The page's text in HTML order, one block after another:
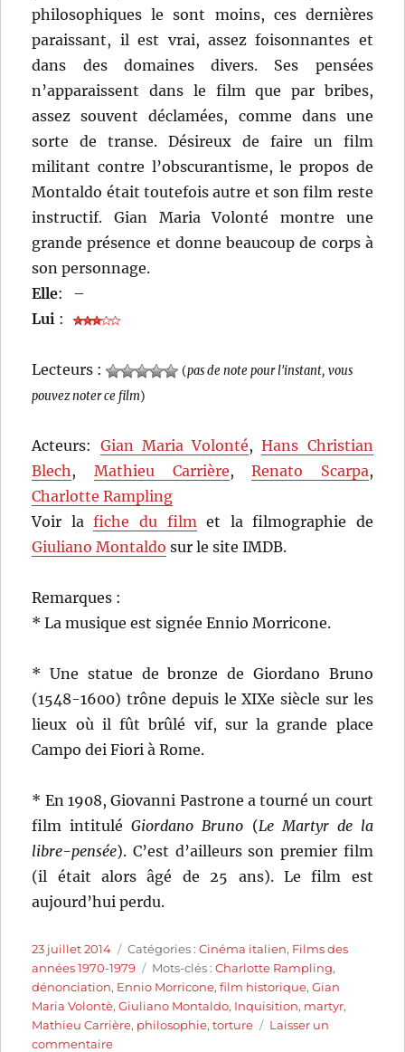
philosophiques le sont moins, ces dernières
paraissant, il est vrai, assez foisonnantes et
dans des domaines divers. Ses pensées
n’apparaissent dans le film que par bribes,
assez souvent déclamées, comme dans une
sorte de transe. Désireux de faire un film
militant contre l’obscurantisme, le propos de
Montaldo était toutefois autre et son film reste
instructif. Gian Maria Volonté montre une
grande présence et donne beaucoup de corps à
son personnage.
Elle:
–
Lui :
Lecteurs : (pas de note pour l'instant, vous
pouvez noter ce film)
Acteurs: Gian Maria Volonté,Hans Christian
Blech, Mathieu Carrière,Renato Scarpa,
Charlotte Rampling
Voir lafiche du filmet la filmographie de
Giuliano Montaldo sur le site IMDB.
Remarques :
* La musique est signée Ennio Morricone.
* Une statue de bronze de Giordano Bruno
(1548-1600) trône depuis le XIXe siècle sur les
lieux où il fût brûlé vif, sur la grande place
Campo dei Fiori à Rome.
* En 1908, Giovanni Pastrone a tourné un court
film intituléGiordano Bruno (Le Martyr de la
libre-pensée). C’est d’ailleurs son premier film
(il était alors âgé de 25 ans). Le film est
aujourd’hui perdu.
Publié
le
23 juillet 2014 Catégories
Catégories :Cinéma italien, Films des
années 1970-1979
Étiquettes
Mots-clés :Charlotte Rampling,
dénonciation, Ennio Morricone,film historique,Gian
Maria Volontè,Giuliano Montaldo, Inquisition, martyr,
Mathieu Carrière, philosophie,torture
Laisser un
commentairesur